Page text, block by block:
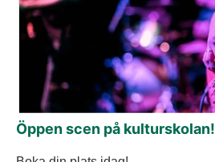
Öppen scen på kulturskolan!